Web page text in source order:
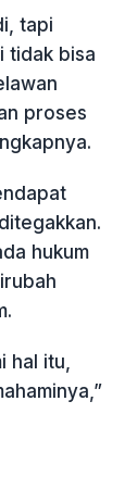
tapi
tidak bisa
proses
hukum
hal itu,